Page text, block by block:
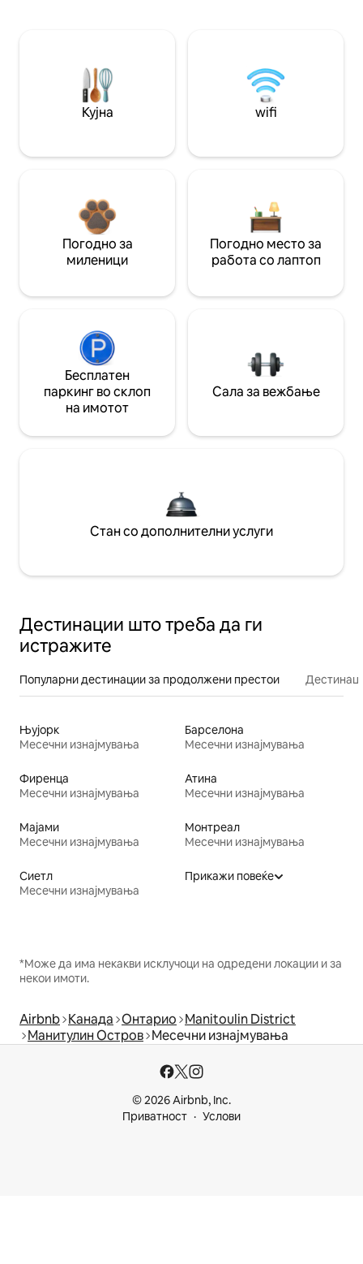
Кујна wifi
Погодно за
миленици
Погодно место за
работа со лаптоп
Бесплатен
паркинг во склоп
на имотот
Сала за вежбање
Стан со дополнителни услуги
Дестинации што треба да ги
истражите
Популарни дестинации за продолжени престои
Њујорк
Месечни изнајмувања
Барселона
Месечни изнајмувања
Фиренца
Месечни изнајмувања
Атина
Месечни изнајмувања
Мајами
Месечни изнајмувања
Монтреал
Месечни изнајмувања
Сиетл
Месечни изнајмувања
Прикажи повеќе
*Може да има некакви исклучоци на одредени локации и за
некои имоти.
Airbnb Канада Онтарио Manitoulin District
Манитулин Остров Месечни изнајмувања
© 2026 Airbnb, Inc.
Приватност
Услови